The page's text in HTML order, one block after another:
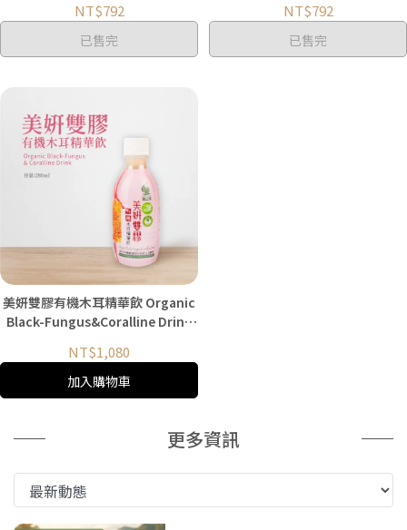
NT$792
已售完
NT$792
已售完
美妍雙膠有機木耳精華飲 Organic
Black-Fungus&Coralline Drink
NT$1,080
加入購物車
更多資訊